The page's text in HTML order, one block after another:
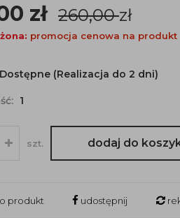
zł 260,00zł
promocja cenowa na produkt
Dostępne (Realizacja do 2 dni)
1
szt. dodaj do
produkt udostępnij